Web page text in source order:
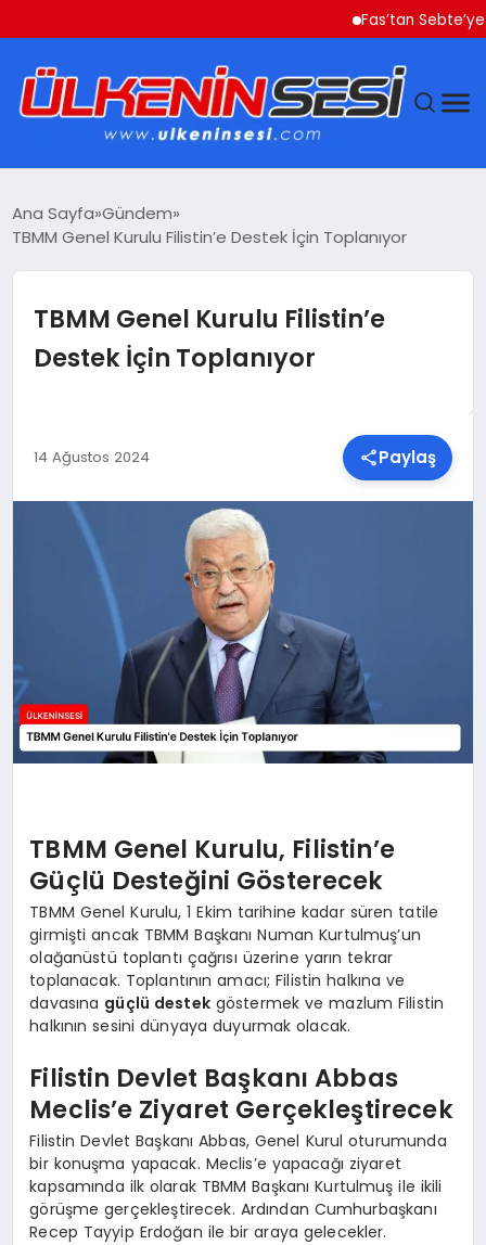
Fas’tan Sebte’ye
GÜNDEM
MAGAZIN
TEKNOLOJI
MALATYA HABERLERI
Ana Sayfa Gündem
TBMM Genel Kurulu Filistin’e Destek İçin Toplanıyor
TBMM Genel Kurulu Filistin’e
Destek İçin Toplanıyor
14 Ağustos 2024 Paylaş
TBMM Genel Kurulu, Filistin’e
Güçlü Desteğini Gösterecek
TBMM Genel Kurulu, 1 Ekim tarihine kadar süren tatile
girmişti ancak TBMM Başkanı Numan Kurtulmuş’un
olağanüstü toplantı çağrısı üzerine yarın tekrar
toplanacak. Toplantının amacı; Filistin halkına ve
davasına güçlü destekgöstermek ve mazlum Filistin
halkının sesini dünyaya duyurmak olacak.
Filistin Devlet Başkanı Abbas
Meclis’e Ziyaret Gerçekleştirecek
Filistin Devlet Başkanı Abbas, Genel Kurul oturumunda
bir konuşma yapacak. Meclis’e yapacağı ziyaret
kapsamında ilk olarak TBMM Başkanı Kurtulmuş ile ikili
görüşme gerçekleştirecek. Ardından Cumhurbaşkanı
Recep Tayyip Erdoğan ile bir araya gelecekler.